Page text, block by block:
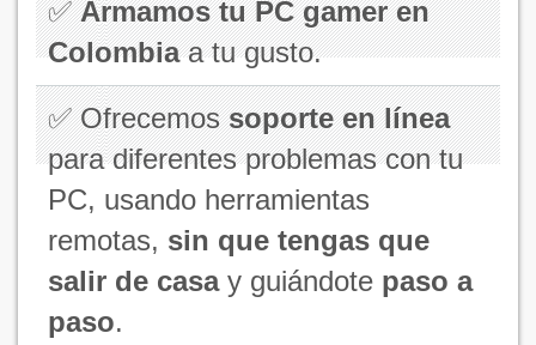
✅Armamos tu PC gamer en
Colombiaa tu gusto.
✅ Ofrecemossoporte en línea
para diferentes problemas con tu
PC, usando herramientas
remotas, sin que tengas que
salir de casay guiándote paso a
paso.